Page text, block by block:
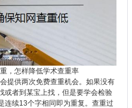
，怎样降低学术查重率
提供两次免费查重机会。如果没有
或者到某宝上找，但是要学会检验
连续13个字相同即为重复。查重过